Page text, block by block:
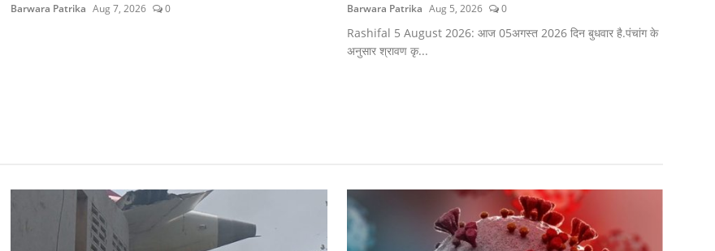
Barwara Patrika Aug 7, 2026 0 Barwara Patrika Aug 5, 2026 0
Rashifal 5 August 2026: आज 05अगस्त 2026 दिन बुधवार है.पंचांग के
अनुसार श्रावण कृ...